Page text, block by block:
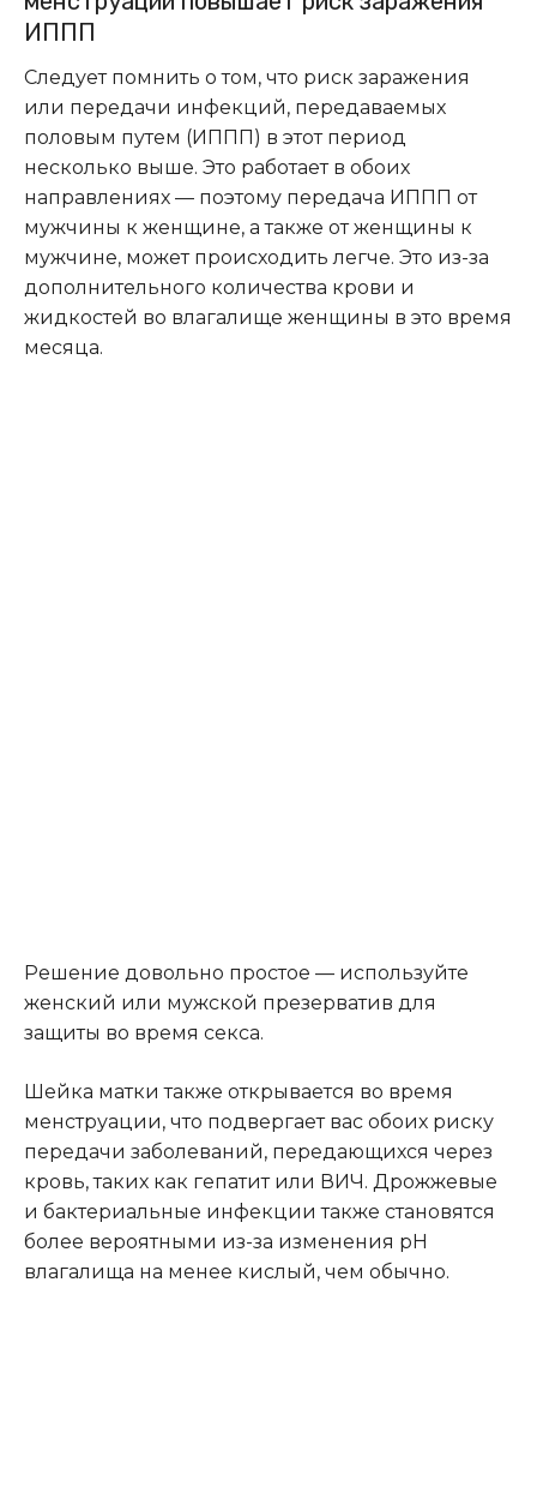
ИППП
Следует помнить о том, что риск заражения
или передачи инфекций, передаваемых
половым путем (ИППП) в этот период
несколько выше. Это работает в обоих
направлениях — поэтому передача ИППП от
мужчины к женщине, а также от женщины к
мужчине, может происходить легче. Это из-за
дополнительного количества крови и
жидкостей во влагалище женщины в это время
месяца.
Решение довольно простое — используйте
женский или мужской презерватив для
защиты во время секса.
Шейка матки также открывается во время
менструации, что подвергает вас обоих риску
передачи заболеваний, передающихся через
кровь, таких как гепатит или ВИЧ. Дрожжевые
и бактериальные инфекции также становятся
более вероятными из-за изменения pH
влагалища на менее кислый, чем обычно.